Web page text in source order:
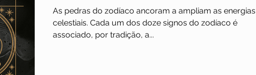
As pedras do zodíaco ancoram a ampliam as energias
celestiais. Cada um dos doze signos do zodíaco é
associado, por tradição, a...